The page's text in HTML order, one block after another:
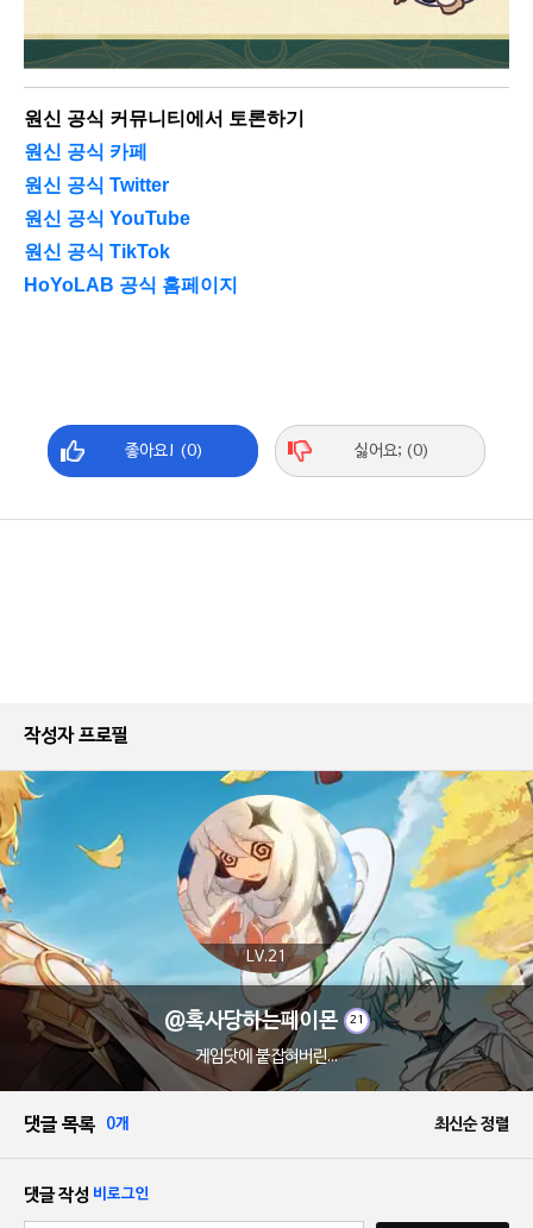
원신 공식 커뮤니티에서 토론하기
원신 공식 카페
원신 공식 Twitter
원신 공식 YouTube
원신 공식 TikTok
HoYoLAB 공식 홈페이지
좋아요! (0) 싫어요; (0)
작성자 프로필
LV.21
@혹사당하는페이몬 21
게임닷에 붙잡혀버린...
댓글 목록 0개 최신순 정렬
댓글 작성 비로그인